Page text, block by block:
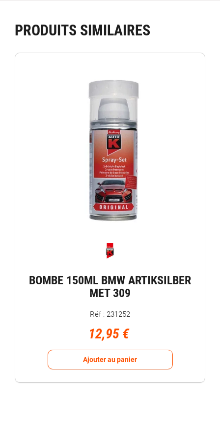
PRODUITS SIMILAIRES
BOMBE 150ML BMW ARTIKSILBER
MET 309
Réf : 231252
12,95 €
Ajouter au panier